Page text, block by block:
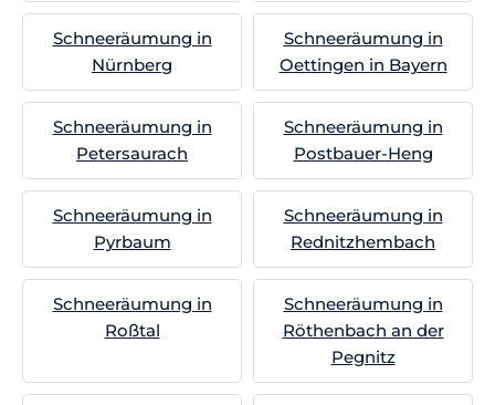
Schneeräumung in
Nürnberg
Schneeräumung in
Oettingen in Bayern
Schneeräumung in
Petersaurach
Schneeräumung in
Postbauer-Heng
Schneeräumung in
Pyrbaum
Schneeräumung in
Rednitzhembach
Schneeräumung in
Roßtal
Schneeräumung in
Röthenbach an der
Pegnitz